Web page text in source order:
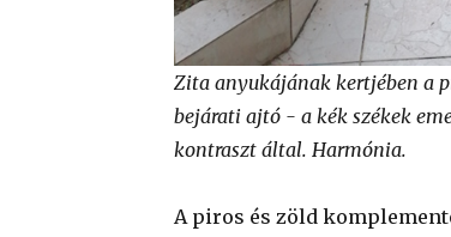
Zita anyukájának kertjében a
bejárati ajtó - a kék székek
kontraszt által. Harmónia.
A piros és zöld